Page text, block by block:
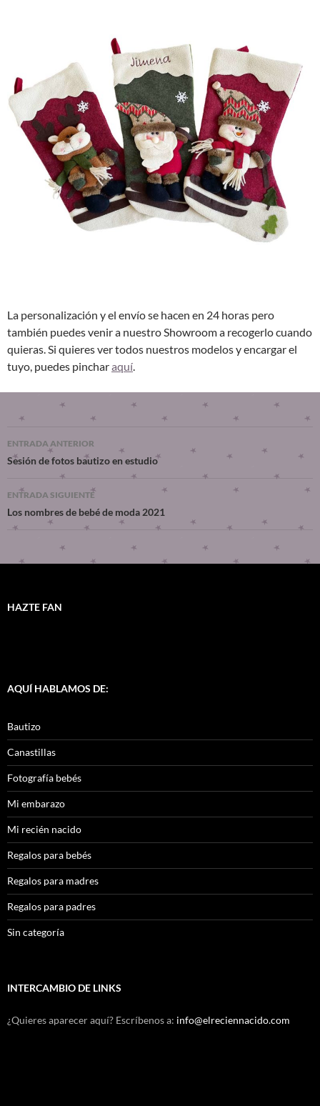
La personalización y el envío se hacen en 24 horas pero
también puedes venir a nuestro Showroom a recogerlo cuando
quieras. Si quieres ver todos nuestros modelos y encargar el
tuyo, puedes pincharaquí.
ENTRADA ANTERIOR
Sesión de fotos bautizo en estudio
ENTRADA SIGUIENTE
Los nombres de bebé de moda 2021
HAZTE FAN
AQUÍ HABLAMOS DE:
Bautizo
Canastillas
Fotografía bebés
Mi embarazo
Mi recién nacido
Regalos para bebés
Regalos para madres
Regalos para padres
Sin categoría
INTERCAMBIO DE LINKS
¿Quieres aparecer aquí? Escríbenos a: info@elreciennacido.com